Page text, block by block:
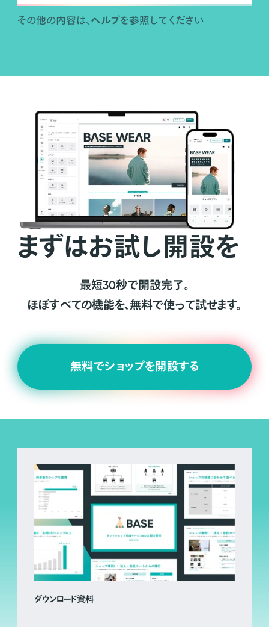
その他の内容は、 ヘルプを参照してください
まずはお試し開設を
最短30秒で開設完了。
ほぼすべての機能を、無料で使って試せます。
無料でショップを開設する
ダウンロード資料